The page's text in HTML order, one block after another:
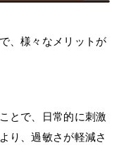
、様々なメリットが
とで、日常的に刺激
り、過敏さが軽減さ